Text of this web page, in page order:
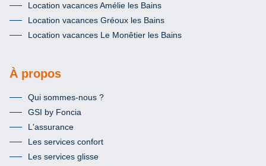
Location vacances Amélie les Bains
Location vacances Gréoux les Bains
Location vacances Le Monêtier les Bains
À propos
Qui sommes-nous ?
GSI by Foncia
L'assurance
Les services confort
Les services glisse